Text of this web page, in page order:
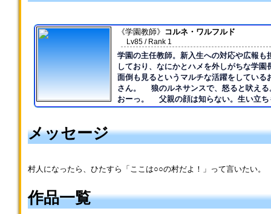
《学園教師》 コルネ・ワルフルド
Lv85 / Rank 1
学園の主任教師。新入生への対応や広報も
しており、なにかとハメを外しがちな学園
面倒も見るというマルチな活躍をしている
さん。 狼のルネサンスで、怒ると吠える
おーっ。 父親の顔は知らない。生い立ちも恵
まれているとはいいがたく、本人いわく「
る。 フトゥールム・スクエアには窃盗の
に忍び込んだのだが、メメル学園長に見つ
大きく成長、ついには教師となり学園に恩
する進路を選んだ。 趣味はスポーツ全般で、
ウに目がない。 干しブドウがからむと人
変わることも……。 恋愛に関しては奥手。メ
メッセージ
村人になったら、ひたすら「ここは○○の村だよ！」って言いたい。
作品一覧